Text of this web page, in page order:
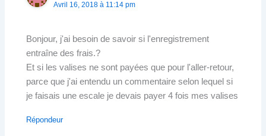
Avril 16, 2018 à 11:14 pm
Bonjour, j'ai besoin de savoir si l'enregistrement
entraîne des frais.?
Et si les valises ne sont payées que pour l'aller-retour,
parce que j'ai entendu un commentaire selon lequel si
je faisais une escale je devais payer 4 fois mes valises
Répondeur